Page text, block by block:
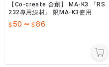
【Co-create 合創】 MA-K3 『RS
232專用線材』 限MA-K3使用
50 ~ 86